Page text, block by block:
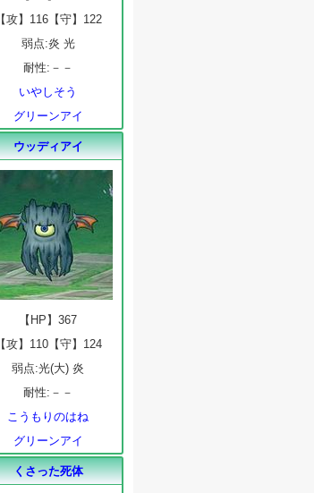
【攻】116【守】122
弱点:炎 光
耐性:－－
いやしそう
グリーンアイ
ウッディアイ
【HP】367
【攻】110【守】124
弱点:光(大) 炎
耐性:－－
こうもりのはね
グリーンアイ
くさった死体